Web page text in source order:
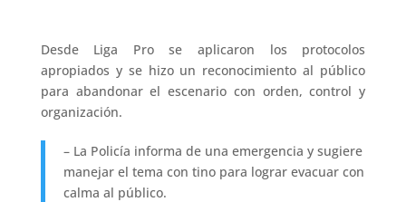
Desde Liga Pro se aplicaron los protocolos
apropiados y se hizo un reconocimiento al público
para abandonar el escenario con orden, control y
organización.
– La Policía informa de una emergencia y sugiere
manejar el tema con tino para lograr evacuar con
calma al público.